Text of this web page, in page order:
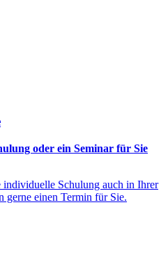
oder ein Seminar für Sie
individuelle Schulung auch in Ihrer
gerne einen Termin für Sie.